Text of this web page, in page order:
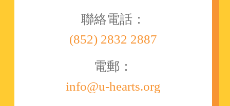
聯絡電話：
(852) 2832 2887
電郵：
info@u-hearts.org